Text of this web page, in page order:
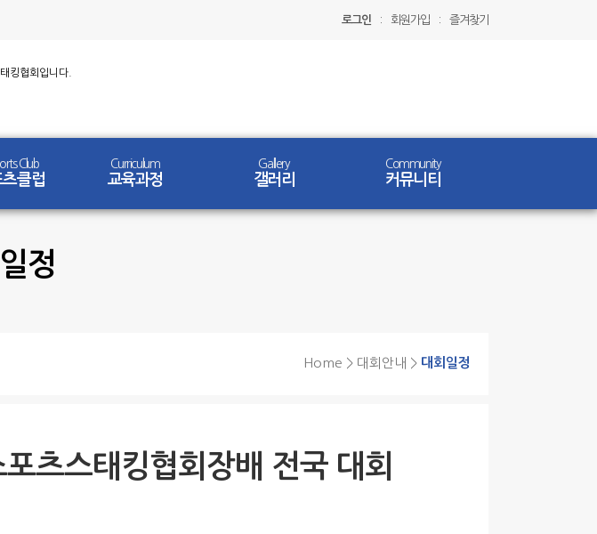
즐겨찾기
회원가입 :
로그인 :
Club
클럽
Curriculum
교육과정
Gallery
갤러리
Community
커뮤니티
정
Home > 대회안내 > 대회일정
츠스태킹협회장배 전국 대회